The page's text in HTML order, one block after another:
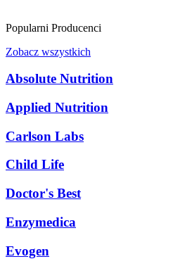
Popularni Producenci
Zobacz wszystkich
Absolute Nutrition
Applied Nutrition
Carlson Labs
Child Life
Doctor's Best
Enzymedica
Evogen